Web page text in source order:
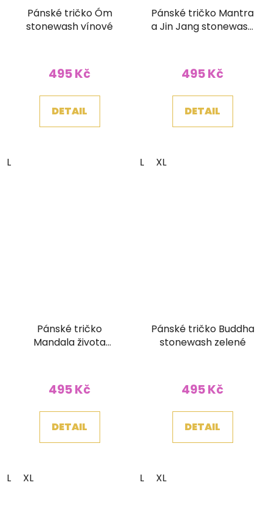
Pánské tričko Óm
stonewash vínové
495 Kč
DETAIL
L
Pánské tričko Mantra
a Jin Jang stonewash
495 Kč
DETAIL
L XL
Pánské tričko
Mandala života
495 Kč
DETAIL
L XL
Pánské tričko Buddha
stonewash zelené
495 Kč
DETAIL
L XL